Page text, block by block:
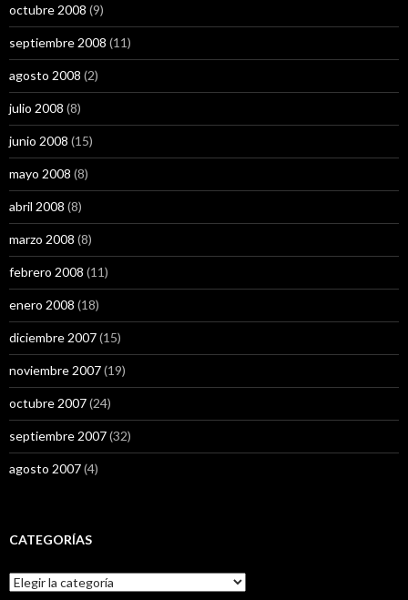
octubre 2008 (9)
septiembre 2008 (11)
agosto 2008 (2)
julio 2008 (8)
junio 2008 (15)
mayo 2008 (8)
abril 2008 (8)
marzo 2008 (8)
febrero 2008 (11)
enero 2008 (18)
diciembre 2007(15)
noviembre 2007(19)
octubre 2007(24)
septiembre 2007(32)
agosto 2007(4)
CATEGORÍAS
Categorías